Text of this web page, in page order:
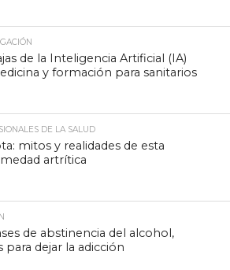
de la Inteligencia Artificial (IA)
y formación para sanitarios
DE LA SALUD
mitos y realidades de esta
artrítica
de abstinencia del alcohol,
para dejar la adicción